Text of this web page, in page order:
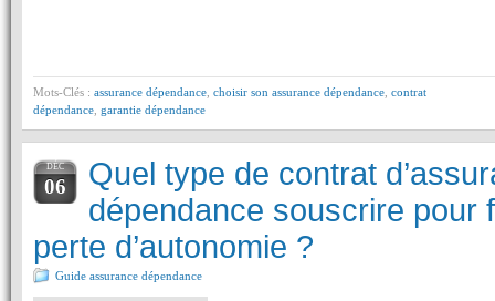
Mots-Clés : assurance dépendance choisir son assurance dépendance contrat
dépendance garantie dépendance
DÉC
06
Quel type de contrat
dépendance souscrire pour
perte d’autonomie ?
Guide assurance dépendance